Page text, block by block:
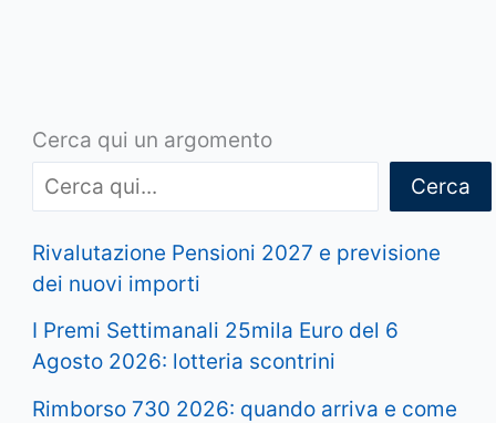
Cerca qui un argomento
Cerca
Rivalutazione Pensioni 2027 e previsione
dei nuovi importi
I Premi Settimanali 25mila Euro del 6
Agosto 2026: lotteria scontrini
Rimborso 730 2026: quando arriva e come